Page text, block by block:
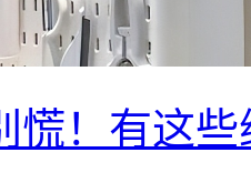
慌！有这些